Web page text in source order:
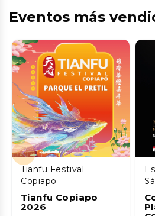
Eventos más
Tianfu Festival
Copiapo
Tianfu Copiapo
2026